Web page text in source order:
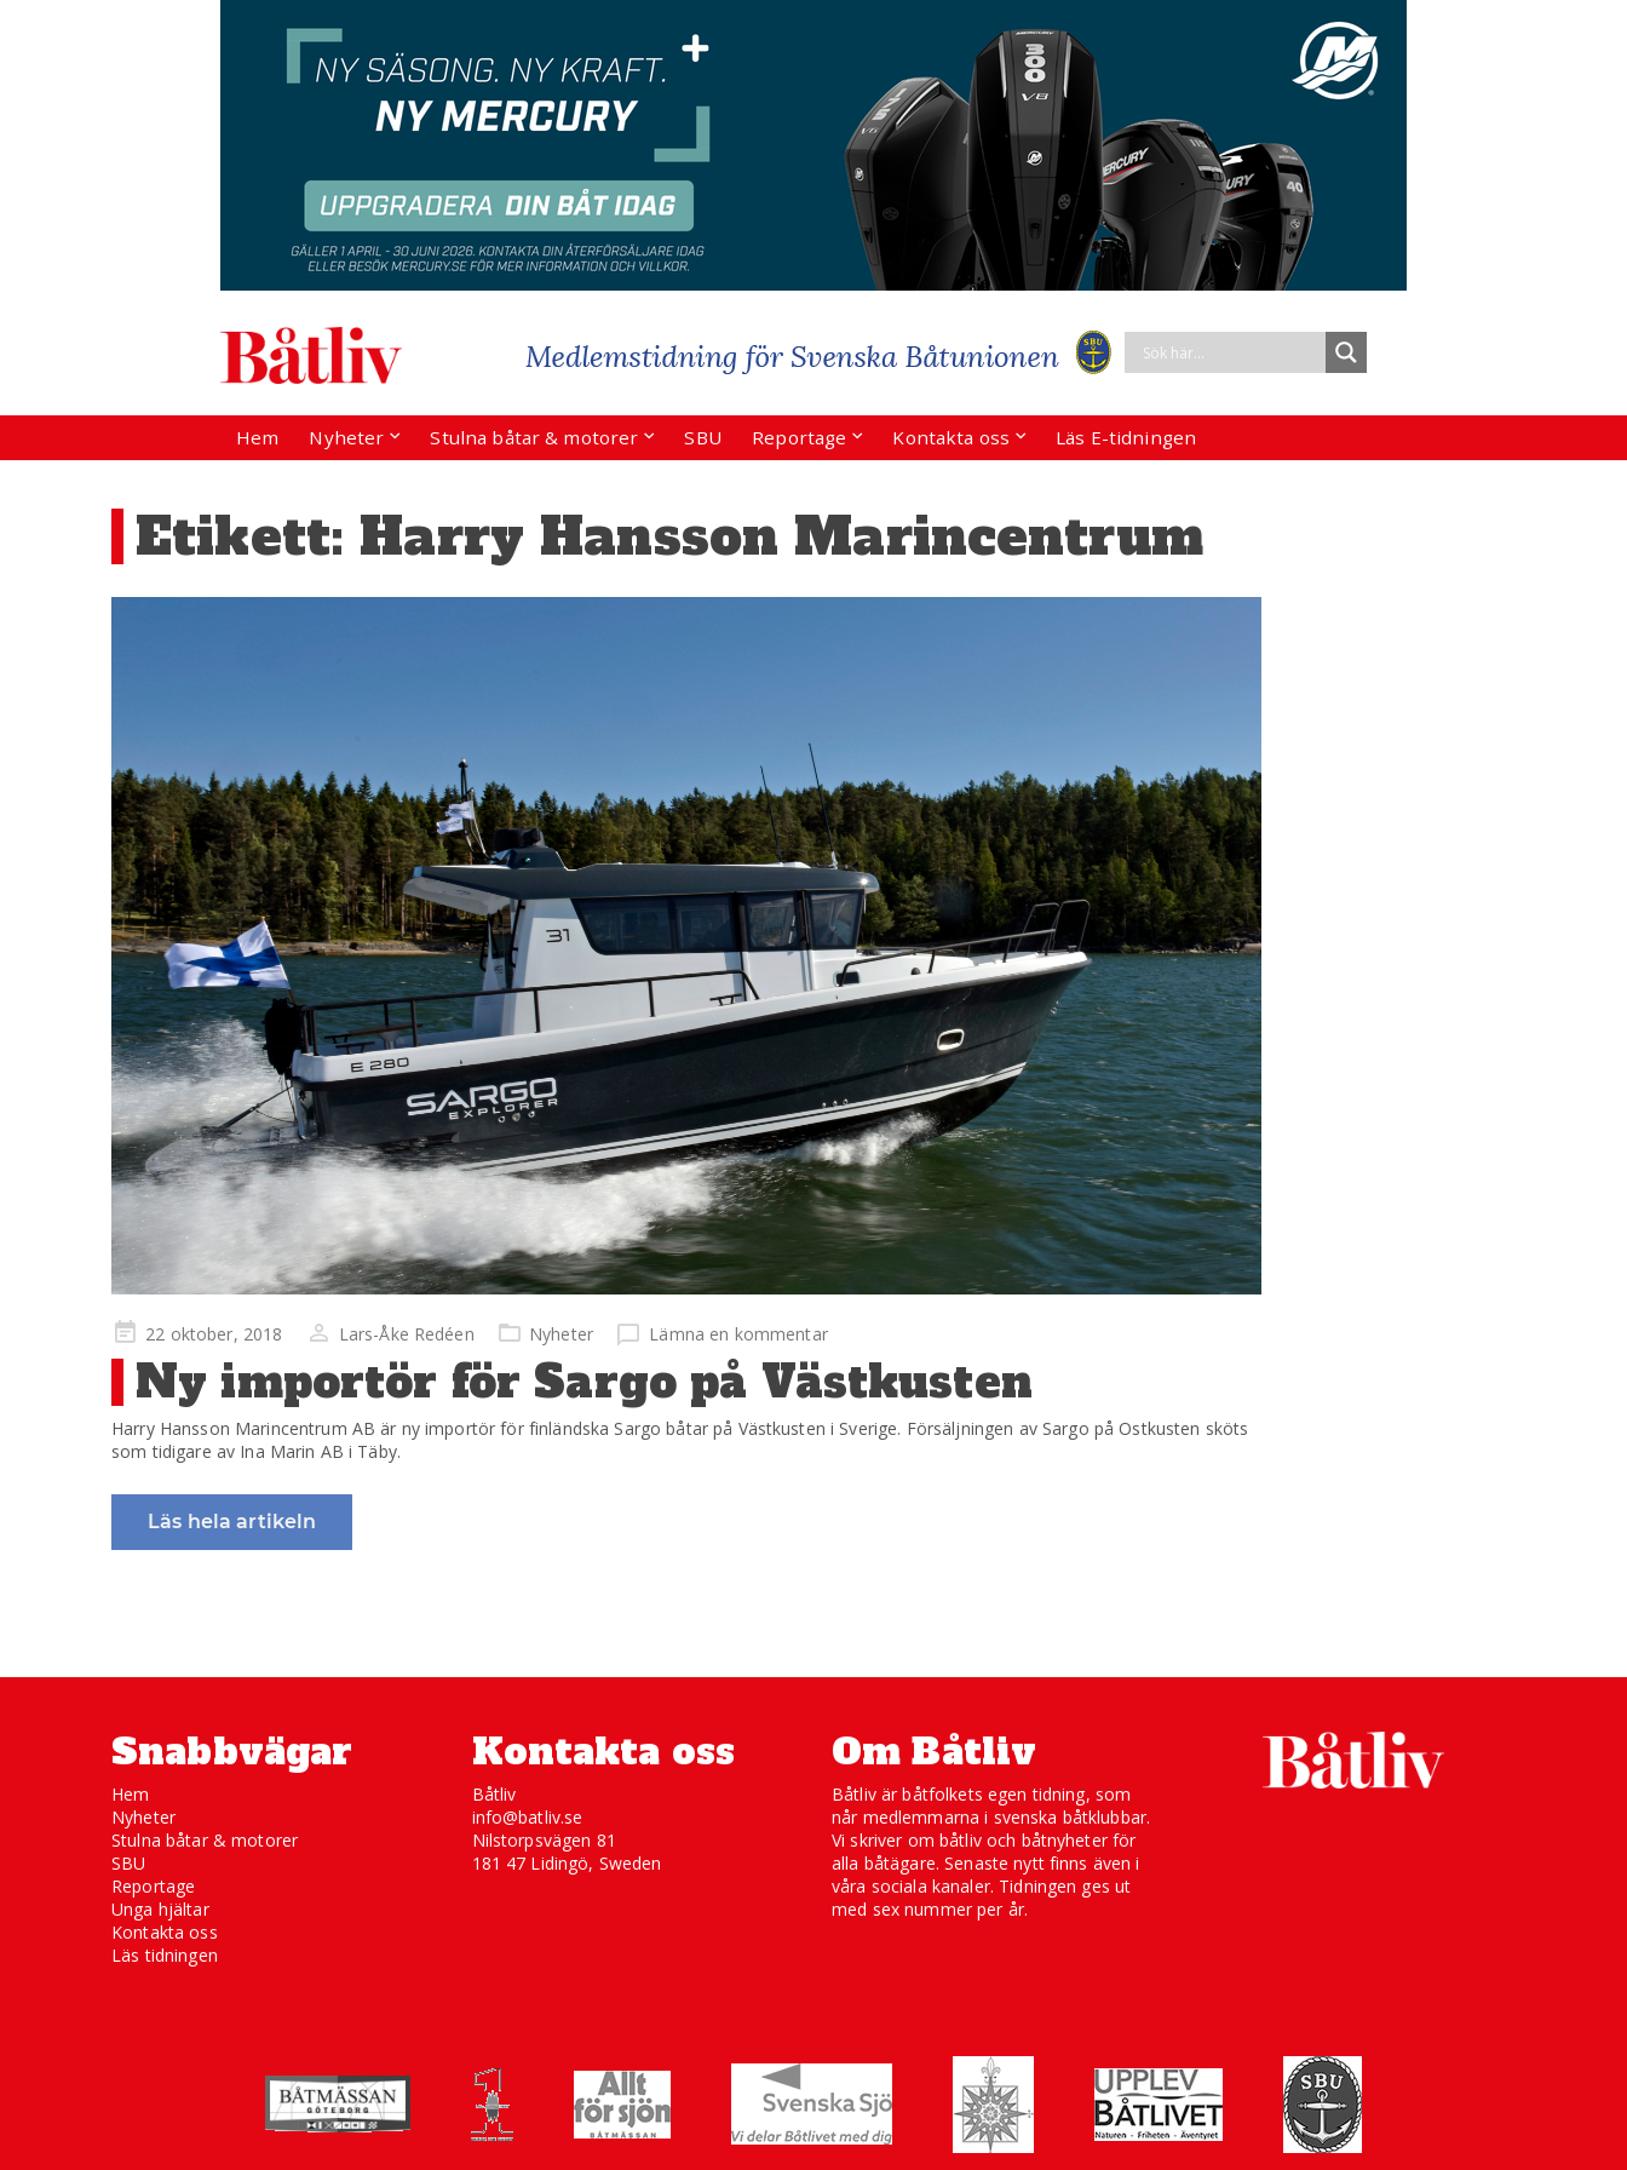
Hem Nyheter Stulna båtar & motorer SBU Reportage Kontakta oss Läs E-tidningen
Etikett: Harry Hansson Marincentrum
Publicerad
på
22 oktober, 2018 Lars-Åke Redéen Nyheter Lämna en kommentar
Ny importör för Sargo på Västkusten
Harry Hansson Marincentrum AB är ny importör för finländska Sargo båtar på Västkusten i Sverige. Försäljningen av Sargo på Ostkusten sköts
som tidigare av Ina Marin AB i Täby.
Läs hela artikeln
Snabbvägar
Hem
Nyheter
Stulna båtar & motorer
SBU
Reportage
Unga hjältar
Kontakta oss
Läs tidningen
Kontakta oss
Båtliv
info@batliv.se
Nilstorpsvägen 81
181 47 Lidingö, Sweden
Om Båtliv
Båtliv är båtfolkets egen tidning, som
når medlemmarna i svenska båtklubbar.
Vi skriver om båtliv och båtnyheter för
alla båtägare. Senaste nytt finns även i
våra sociala kanaler. Tidningen ges ut
med sex nummer per år.